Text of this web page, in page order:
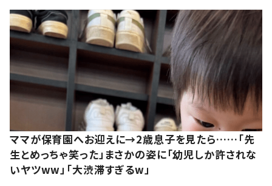
ママが保育園へお迎えに→2歳息子を見たら……「先
生とめっちゃ笑った」まさかの姿に「幼児しか許されな
いヤツww」「大渋滞すぎるw」